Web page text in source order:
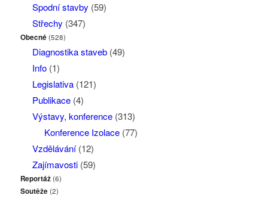
Spodní stavby (59)
Střechy (347)
Obecné (528)
Diagnostika staveb(49)
Info(1)
Legislativa(121)
Publikace(4)
Výstavy, konference(313)
Konference Izolace(77)
Vzdělávání(12)
Zajímavosti(59)
Reportáž(6)
Soutěže (2)